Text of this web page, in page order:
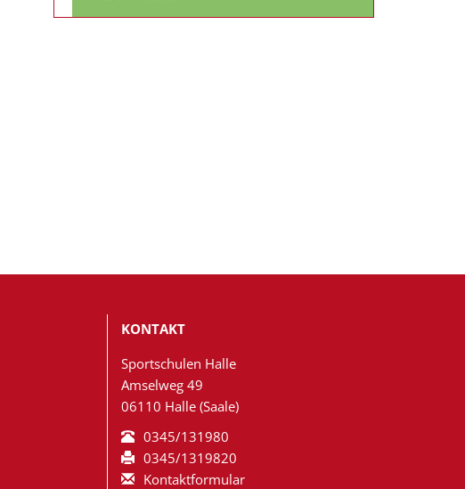
KONTAKT
Sportschulen Halle
Amselweg 49
06110 Halle (Saale)
0345/131980
0345/1319820
Kontakt­formular